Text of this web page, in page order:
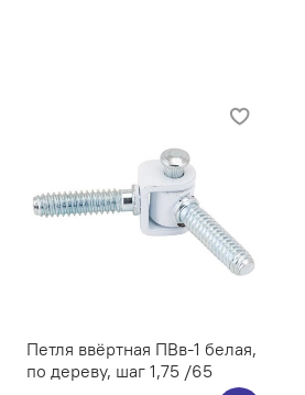
Петля ввёртная ПВв-1 белая,
по дереву, шаг 1,75 /65